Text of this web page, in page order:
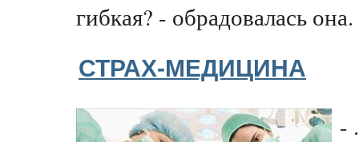
гибкая? - обрадовалась
СТРАХ-МЕДИЦИНА
-